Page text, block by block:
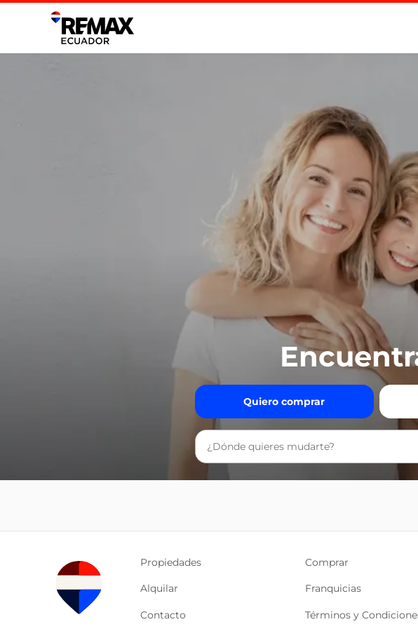
Quiero comprar
Propiedades Comprar
Alquilar Franquicias
Contacto Términos y